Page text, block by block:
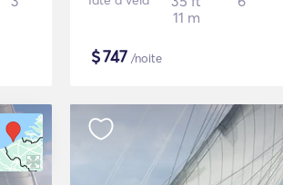
11 m
$747 /noite